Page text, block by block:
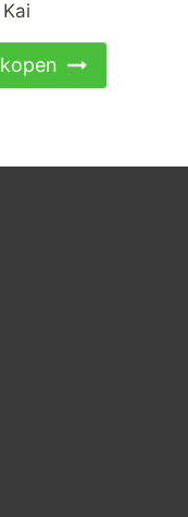
Kai
kopen